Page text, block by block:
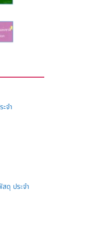
จำ
ดุ ประจำ